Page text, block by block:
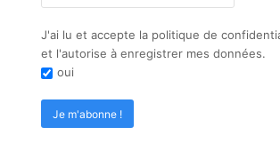
J'ai lu et accepte la politique de
et l'autorise à enregistrer mes données.
oui